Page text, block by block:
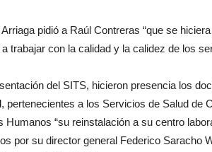
pidió a Raúl Contreras “que se
trabajar con la calidad y la calidez de los
del SITS, hicieron presencia los
pertenecientes a los Servicios de Salud de
Humanos “su reinstalación a su centro
por su director general Federico Saracho